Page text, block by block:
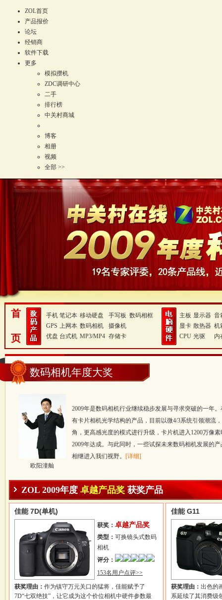
ZOL首页
产品报价
论坛
经销商
软件下载
更多
模拟攒机
ZDC调研中心
二手
排行榜
中关村商城
博客
相册
视频
全部 >>
首
页
手机 笔记本 移动硬盘 手写板 数码相框
GPS 上网本 数码相机
摄像机
优盘 台式机 MP3/MP4 存储卡
主板 显示器 音
显卡 散热器 机
CPU 光驱 内
数码相机年度大奖
2009年是数码相机行业继续稳步发展与寻求突破的一年
有卡片相机光学结构的产品，目前以微4/3系统引领潮流
角，更高感光度的模式进行升级，卡片机进入1200万像
2009年达成。与此同时，一些试探未来数码相机发展的
相继进入我们视野。
[详细]
欧阳潼舢
ZOL 2009年度 卓越产品奖 获奖产品
佳能 7D(单机)
获奖： 卓越产品奖
类型： 可换镜头式数码
相机
评分：
153名用户点评>>
获奖理由： 作为镇守万元关口的猛将，佳能赋予了
7D“七双绝技”，让它成为这个价位相机中硬件参数最
佳能 G11
获奖理由： 出色的
系延续了其消费级